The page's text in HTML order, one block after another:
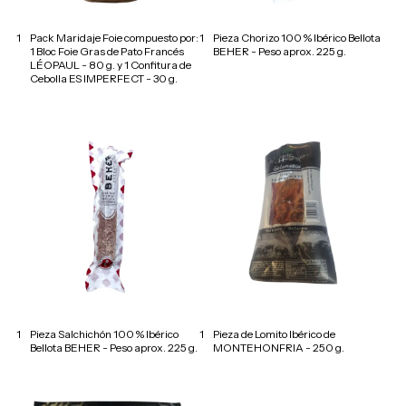
1
Pack Maridaje Foie compuesto por:
1 Bloc Foie Gras de Pato Francés
LÉOPAUL - 80 g. y 1 Confitura de
Cebolla ES IMPERFECT - 30 g.
1
Pieza Chorizo 100 % Ibérico Bellota
BEHER - Peso aprox. 225 g.
1
Pieza Salchichón 100 % Ibérico
Bellota BEHER - Peso aprox. 225 g.
1
Pieza de Lomito Ibérico de
MONTEHONFRIA - 250 g.